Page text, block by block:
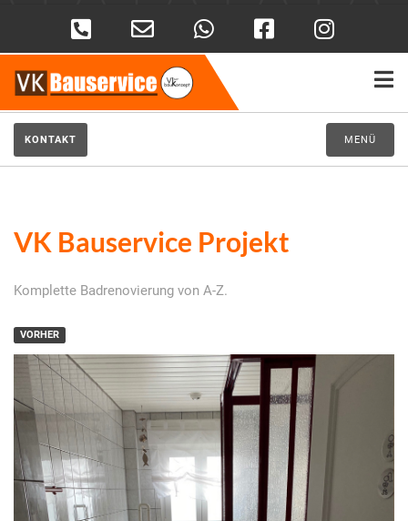
KONTAKT MENÜ
VK Bauservice Projekt
Komplette Badrenovierung von A-Z.
VORHER